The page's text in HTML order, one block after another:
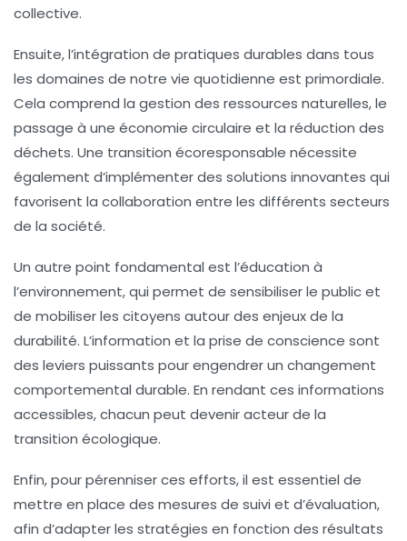
collective.
Ensuite, l’intégration de pratiques durables dans tous
les domaines de notre vie quotidienne est primordiale.
Cela comprend la gestion des ressources naturelles, le
passage à une économie circulaire et la réduction des
déchets. Une transition écoresponsable nécessite
également d’implémenter des solutions innovantes qui
favorisent la collaboration entre les différents secteurs
de la société.
Un autre point fondamental est l’éducation à
l’environnement, qui permet de sensibiliser le public et
de mobiliser les citoyens autour des enjeux de la
durabilité. L’information et la prise de conscience sont
des leviers puissants pour engendrer un changement
comportemental durable. En rendant ces informations
accessibles, chacun peut devenir acteur de la
transition écologique.
Enfin, pour pérenniser ces efforts, il est essentiel de
mettre en place des mesures de suivi et d’évaluation,
afin d’adapter les stratégies en fonction des résultats